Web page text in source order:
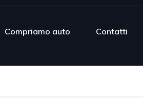
Compriamo auto Contatti